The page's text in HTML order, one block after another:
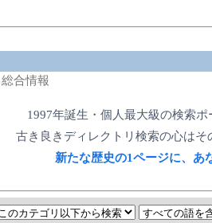
合情報
1997年誕生・個人最大級の検索
古き良きディレクトリ検索の心はそ
新たな歴史の1ページに、あ